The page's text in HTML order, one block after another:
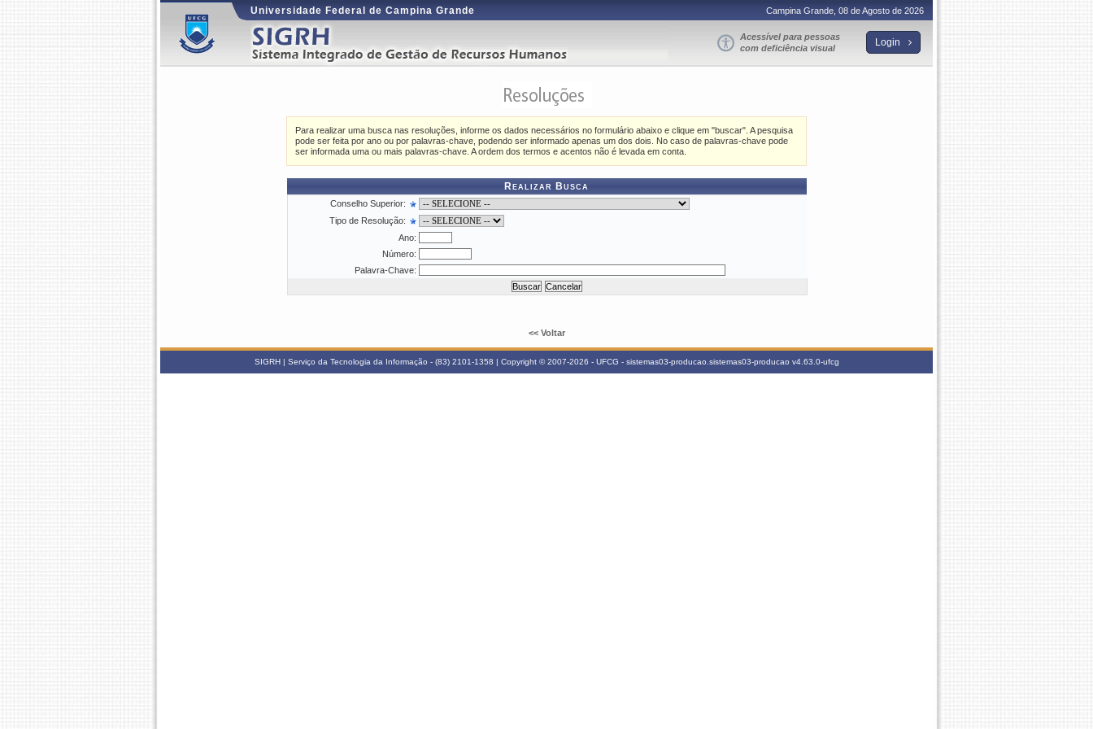
Universidade Federal de Campina Grande Campina Grande, 08 de Agosto de 2026
Acessível para pessoas
com deficiência visual
Login
Para realizar uma busca nas resoluções, informe os dados necessários no formulário abaixo e clique em "buscar". A pesquisa
pode ser feita por ano ou por palavras-chave, podendo ser informado apenas um dos dois. No caso de palavras-chave pode
ser informada uma ou mais palavras-chave. A ordem dos termos e acentos não é levada em conta.
Realizar Busca
Conselho Superior:
Tipo de Resolução:
Ano:
Número:
Palavra-Chave:
<< Voltar
SIGRH | Serviço da Tecnologia da Informação - (83) 2101-1358 | Copyright © 2007-2026 - UFCG - sistemas03-producao.sistemas03-producao v4.63.0-ufcg